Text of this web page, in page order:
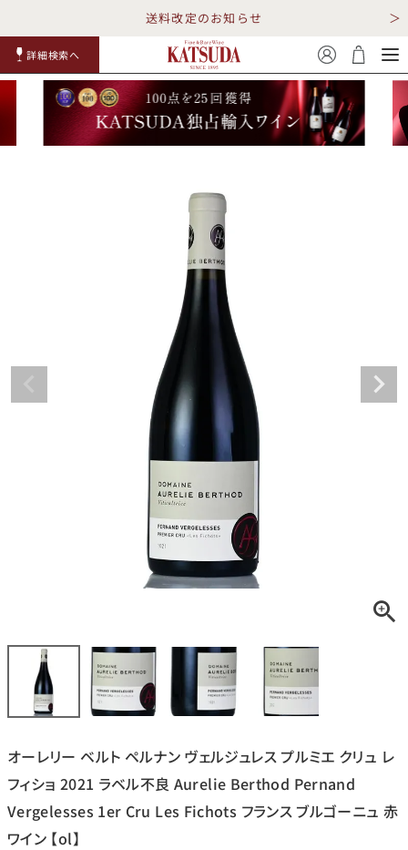
送料改定のお知らせ
詳細検索へ
白ワイ
ン ング ン
RP100
点
詳細検索する
勝田商店について
ギフトラッピング
DRC ルロワ
ボルドー シャンパーニュ
ローヌ その他
アメリカ カリフォルニア
その他
赤ワイン 白ワイン
スパークリング ロゼワイン
〜9,999円
10,000円〜39,999円
40,000円〜79,999円
80,000円〜99,999円
500,000円〜
お得な情報を受け取る
お問い合わせ
オーレリー ベルト ペルナン ヴェルジュレス プルミエ クリュ レ
フィショ 2021 ラベル不良 Aurelie Berthod Pernand
Vergelesses 1er Cru Les Fichots フランス ブルゴーニュ 赤
ワイン 【ol】